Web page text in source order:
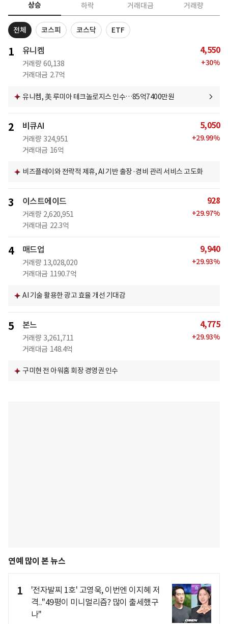
상승 하락 거래대금 거래량
전체 코스피 코스닥 ETF
1 유니켐
거래량 60,138
거래대금 2.7억
4,550
+30%
유니켐, 美 루미아 테크놀로지스 인수…85억7400만원
2 비큐AI
거래량 324,951
거래대금 16억
5,050
+29.99%
비즈플레이와 전략적 제휴, AI 기반 출장·경비 관리 서비스 고도화
3 이스트에이드
거래량 2,620,951
거래대금 22.3억
928
+29.97%
4 매드업
거래량 13,028,020
거래대금 1190.7억
9,940
+29.93%
AI 기술 활용한 광고 효율 개선 기대감
5 본느
거래량 3,261,711
거래대금 148.4억
4,775
+29.93%
구미현 전 아워홈 회장 경영권 인수
연예 많이 본 뉴스
1
'전자발찌 1호' 고영욱, 이번엔 이지혜 저
격.."49평이 미니멀리즘? 많이 출세했구
나"